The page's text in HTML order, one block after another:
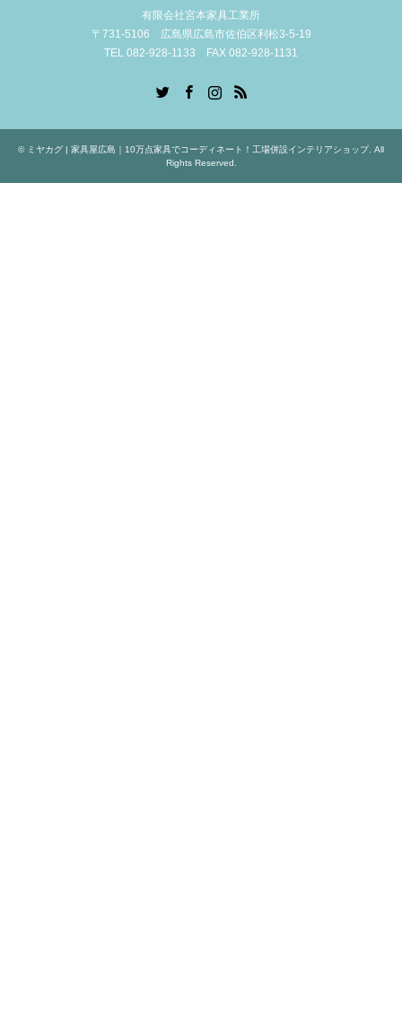
有限会社宮本家具工業所
〒731-5106 広島県広島市佐伯区利松3-5-19
TEL 082-928-1133 FAX 082-928-1131
RSS
© ミヤカグ | 家具屋広島｜10万点家具でコーディネート！工場併設インテリアショップ. All
Rights Reserved.